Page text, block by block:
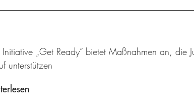
Initiative „Get Ready“ bietet Maßnahmen an, die
unterstützen